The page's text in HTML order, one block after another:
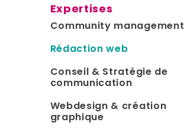
Expertises
Community management
Rédaction web
Conseil & Stratégie de
communication
Webdesign & création
graphique